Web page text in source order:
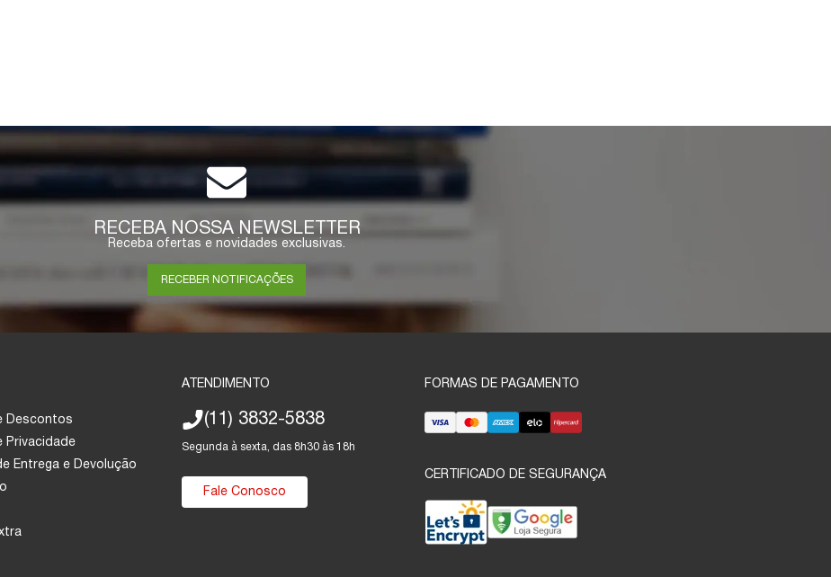
RECEBA NOSSA NEWSLETTER
Receba ofertas e novidades exclusivas.
RECEBER NOTIFICAÇÕES
Descontos
Privacidade
Entrega e Devolução
ATENDIMENTO
(11) 3832-5838
Segunda à sexta, das 8h30 às 18h
Fale Conosco
FORMAS DE PAGAMENTO
CERTIFICADO DE SEGURANÇA